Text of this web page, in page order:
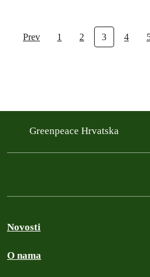
Prev 1 2 3 4
Greenpeace Hrvatska
Novosti
O nama